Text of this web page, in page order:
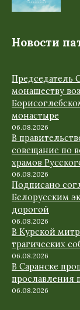
Новости
Председатель
монашеству
монастыре
06.08.2026
В
совещание по
храмов
06.08.2026
Подписано
Белорусским
дорогой
06.08.2026
В Курской
трагических
06.08.2026
В Саранске
прославления
06.08.2026